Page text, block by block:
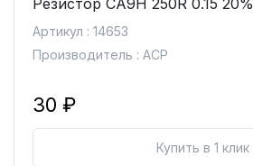
Резистор CA9H 250R 0.15 20%
Артикул : 14653
Производитель : ACP
30 ₽
Купить в 1 клик